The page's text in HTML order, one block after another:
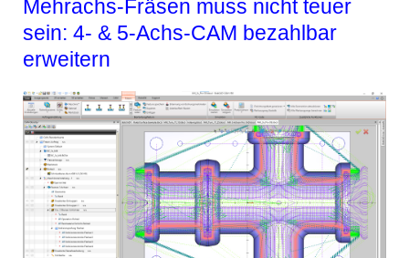
Mehrachs-Fräsen muss nicht teuer
sein: 4- & 5-Achs-CAM bezahlbar
erweitern